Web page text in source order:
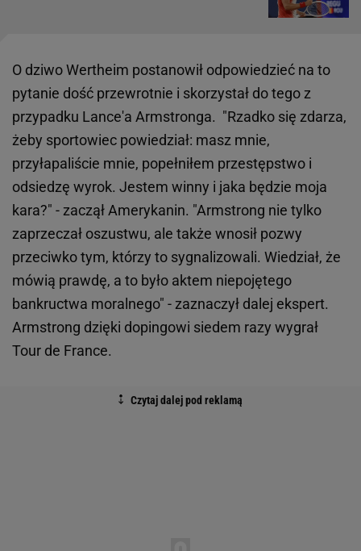
O dziwo Wertheim postanowił odpowiedzieć na to
pytanie dość przewrotnie i skorzystał do tego z
przypadku Lance'a Armstronga. "Rzadko się zdarza,
żeby sportowiec powiedział: masz mnie,
przyłapaliście mnie, popełniłem przestępstwo i
odsiedzę wyrok. Jestem winny i jaka będzie moja
kara?" - zaczął Amerykanin. "Armstrong nie tylko
zaprzeczał oszustwu, ale także wnosił pozwy
przeciwko tym, którzy to sygnalizowali. Wiedział, że
mówią prawdę, a to było aktem niepojętego
bankructwa moralnego" - zaznaczył dalej ekspert.
Armstrong dzięki dopingowi siedem razy wygrał
Tour de France.